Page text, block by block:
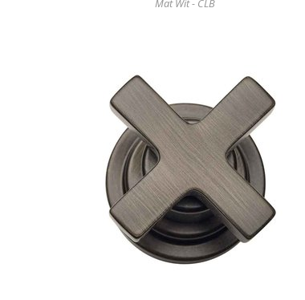
Mat Wit - CLB